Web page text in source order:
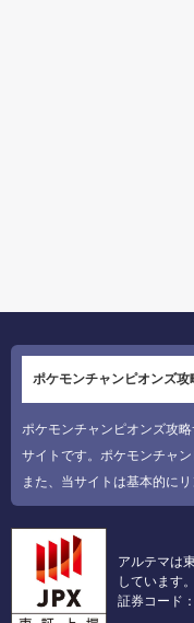
ポケモンチャンピオンズ攻
ポケモンチャンピオンズ攻
サイトです。ポケモンチャ
また、当サイトは基本的にリ
アルテマは
しています。
証券コード